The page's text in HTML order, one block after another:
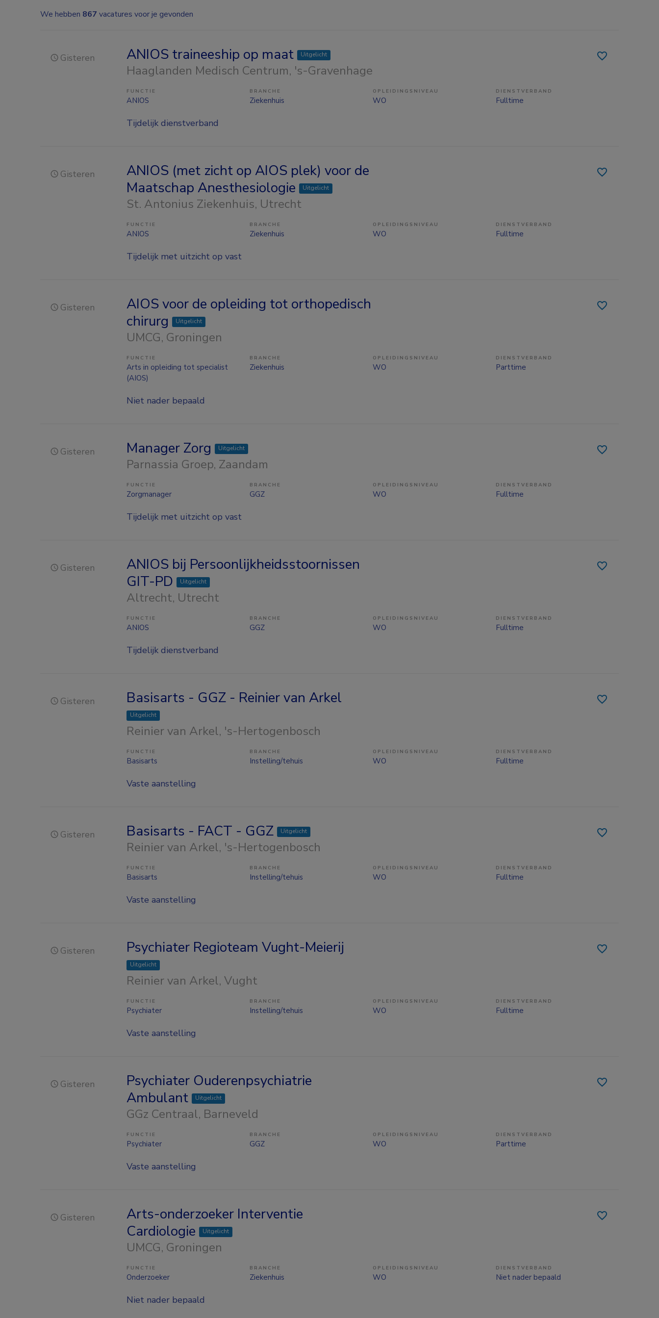
We hebben 867 vacatures voor je gevonden
Gisteren ANIOS traineeship op maat Uitgelicht
Haaglanden Medisch Centrum, 's-Gravenhage
FUNCTIE
ANIOS
BRANCHE
Ziekenhuis
OPLEIDINGSNIVEAU
WO
DIENSTVERBAND
Fulltime
Tijdelijk dienstverband
Gisteren
ANIOS (met zicht op AIOS plek) voor de
Maatschap Anesthesiologie
Uitgelicht
St. Antonius Ziekenhuis, Utrecht
FUNCTIE
ANIOS
BRANCHE
Ziekenhuis
OPLEIDINGSNIVEAU
WO
DIENSTVERBAND
Fulltime
Tijdelijk met uitzicht op vast
Gisteren
AIOS voor de opleiding tot orthopedisch
chirurg
Uitgelicht
UMCG, Groningen
FUNCTIE
Arts in opleiding tot specialist
(AIOS)
BRANCHE
Ziekenhuis
OPLEIDINGSNIVEAU
WO
DIENSTVERBAND
Parttime
Niet nader bepaald
Gisteren Manager Zorg Uitgelicht
Parnassia Groep, Zaandam
FUNCTIE
Zorgmanager
BRANCHE
GGZ
OPLEIDINGSNIVEAU
WO
DIENSTVERBAND
Fulltime
Tijdelijk met uitzicht op vast
Gisteren
ANIOS bij Persoonlijkheidsstoornissen
GIT-PD
Uitgelicht
Altrecht, Utrecht
FUNCTIE
ANIOS
BRANCHE
GGZ
OPLEIDINGSNIVEAU
WO
DIENSTVERBAND
Fulltime
Tijdelijk dienstverband
Gisteren Basisarts - GGZ - Reinier van Arkel
Uitgelicht
Reinier van Arkel, 's-Hertogenbosch
FUNCTIE
Basisarts
BRANCHE
Instelling/tehuis
OPLEIDINGSNIVEAU
WO
DIENSTVERBAND
Fulltime
Vaste aanstelling
Gisteren Basisarts - FACT - GGZ Uitgelicht
Reinier van Arkel, 's-Hertogenbosch
FUNCTIE
Basisarts
BRANCHE
Instelling/tehuis
OPLEIDINGSNIVEAU
WO
DIENSTVERBAND
Fulltime
Vaste aanstelling
Gisteren Psychiater Regioteam Vught-Meierij
Uitgelicht
Reinier van Arkel, Vught
FUNCTIE
Psychiater
BRANCHE
Instelling/tehuis
OPLEIDINGSNIVEAU
WO
DIENSTVERBAND
Fulltime
Vaste aanstelling
Gisteren
Psychiater Ouderenpsychiatrie
Ambulant
Uitgelicht
GGz Centraal, Barneveld
FUNCTIE
Psychiater
BRANCHE
GGZ
OPLEIDINGSNIVEAU
WO
DIENSTVERBAND
Parttime
Vaste aanstelling
Gisteren
Arts-onderzoeker Interventie
Cardiologie
Uitgelicht
UMCG, Groningen
FUNCTIE
Onderzoeker
BRANCHE
Ziekenhuis
OPLEIDINGSNIVEAU
WO
DIENSTVERBAND
Niet nader bepaald
Niet nader bepaald